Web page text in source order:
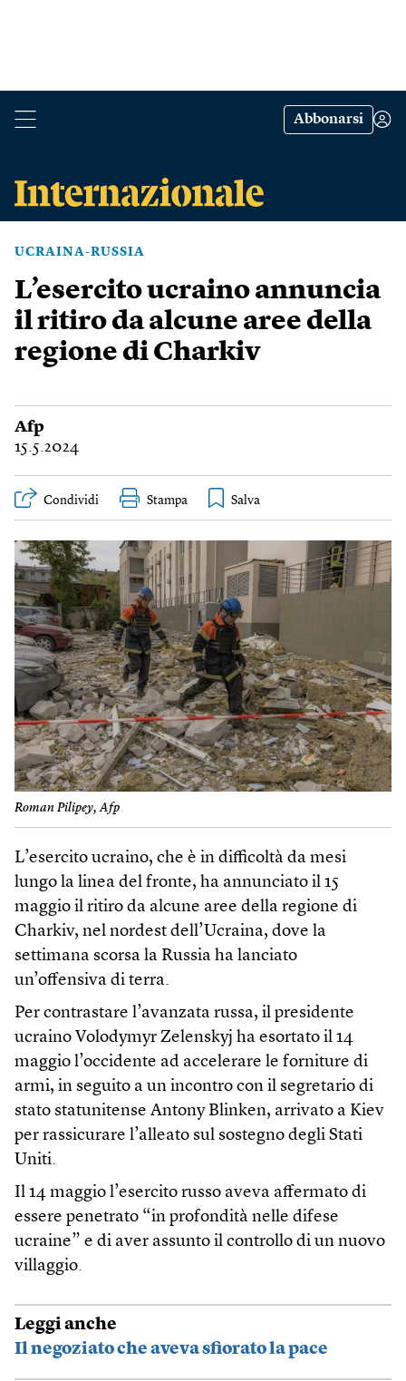
Abbonarsi
UCRAINA-RUSSIA
L’esercito ucraino annuncia
il ritiro da alcune aree della
regione di Charkiv
Afp
15.5.2024
Condividi Stampa
Roman Pilipey, Afp
L’esercito ucraino, che è in difficoltà da mesi
lungo la linea del fronte, ha annunciato il 15
maggio il ritiro da alcune aree della regione di
Charkiv, nel nordest dell’Ucraina, dove la
settimana scorsa la Russia ha lanciato
un’offensiva di terra.
Per contrastare l’avanzata russa, il presidente
ucraino Volodymyr Zelenskyj ha esortato il 14
maggio l’occidente ad accelerare le forniture di
armi, in seguito a un incontro con il segretario di
stato statunitense Antony Blinken, arrivato a Kiev
per rassicurare l’alleato sul sostegno degli Stati
Uniti.
Il 14 maggio l’esercito russo aveva affermato di
essere penetrato “in profondità nelle difese
ucraine” e di aver assunto il controllo di un nuovo
villaggio.
Leggi anche
Il negoziato che aveva sfiorato la pace